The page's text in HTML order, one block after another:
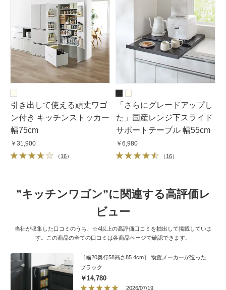
引き出して使える頑丈ワゴ
ン付き キッチンストッカー
幅75cm
￥31,900
（ 16）
「さらにグレードアップし
た」国産レンジ下スライド
サポートテーブル 幅55cm
￥6,980
（ 16）
”キッチンワゴン”に関連する高評価レ
ビュー
当社が収集した口コミのうち、☆4以上の高評価口コミを抽出して掲載していま
す。この商品の全ての口コミは各商品ページで確認できます。
ブラック
￥14,780
2026/07/19